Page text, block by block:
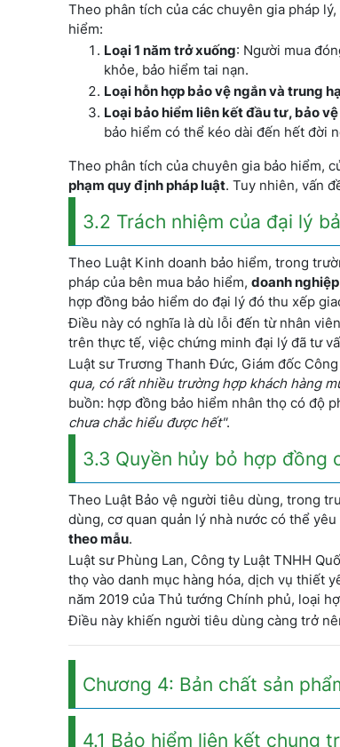
Theo phân tích của các chuyên gia pháp
hiểm:
Loại 1 năm trở xuống: Người mua
khỏe, bảo hiểm tai nạn.
Loại hỗn hợp bảo vệ ngắn và trung
Loại bảo hiểm liên kết đầu tư, bảo
bảo hiểm có thể kéo dài đến hết đời
Theo phân tích của chuyên gia bảo hiểm,
phạm quy định pháp luật. Tuy nhiên, vấn
3.2 Trách nhiệm của đại lý
Theo Luật Kinh doanh bảo hiểm, trong
pháp của bên mua bảo hiểm, doanh
hợp đồng bảo hiểm do đại lý đó thu xếp
Điều này có nghĩa là dù lỗi đến từ nhân
trên thực tế, việc chứng minh đại lý đã tư
Luật sư Trương Thanh Đức, Giám đốc
qua, có rất nhiều trường hợp khách hàng
buồn: hợp đồng bảo hiểm nhân thọ có độ
chưa chắc hiểu được hết".
3.3 Quyền hủy bỏ hợp đồng
Theo Luật Bảo vệ người tiêu dùng, trong
dùng, cơ quan quản lý nhà nước có thể
theo mẫu.
Luật sư Phùng Lan, Công ty Luật TNHH
thọ vào danh mục hàng hóa, dịch vụ thiết
năm 2019 của Thủ tướng Chính phủ, loại
Điều này khiến người tiêu dùng càng trở
Chương 4: Bản chất sản
4.1 Bảo hiểm liên kết chung